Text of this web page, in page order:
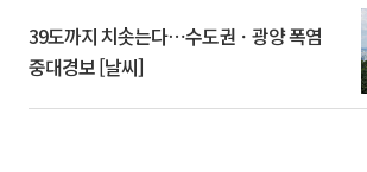
39도까지 치솟는다⋯수도권ㆍ광양 폭염
중대경보 [날씨]